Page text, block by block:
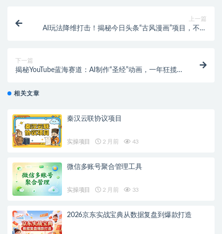
上一篇
AI玩法降维打击！揭秘今日头条“古风漫画”项目，不拍
下一篇
揭秘YouTube蓝海赛道：AI制作“圣经”动画，一年狂揽
相关文章
秦汉云联协议项目
实操项目 2 月前 43
微信多账号聚合管理工具
实操项目 2 月前 33
2026京东实战宝典从数据复盘到爆款打造